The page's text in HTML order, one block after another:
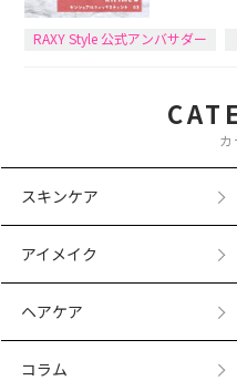
RAXY Style 公式アンバサダー
カ
スキンケア
アイメイク
ヘアケア
コラム